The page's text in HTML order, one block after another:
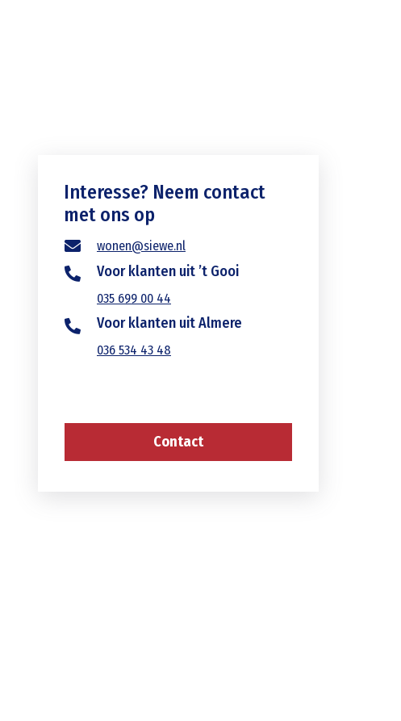
Interesse? Neem contact
met ons op
wonen@siewe.nl
Voor klanten uit ’t Gooi
035 699 00 44
Voor klanten uit Almere
036 534 43 48
Contact